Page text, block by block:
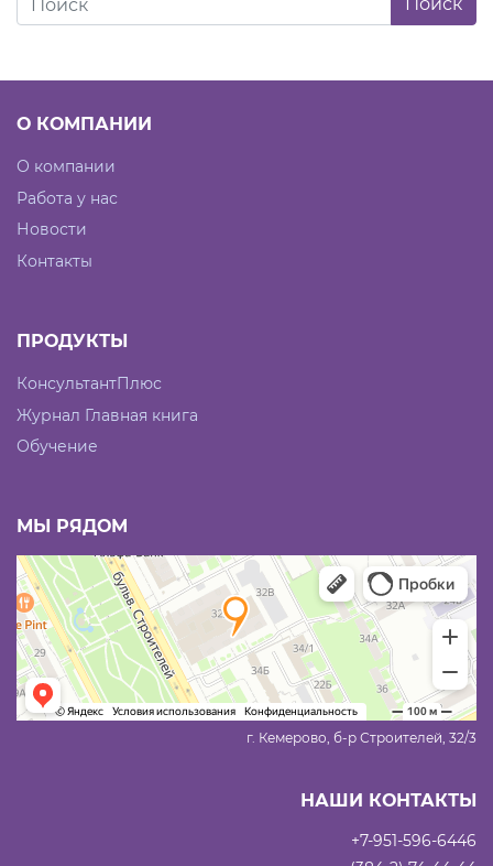
О КОМПАНИИ
О компании
Работа у нас
Новости
Контакты
ПРОДУКТЫ
КонсультантПлюс
Журнал Главная книга
Обучение
МЫ РЯДОМ
г. Кемерово, б-р Строителей, 32/3
НАШИ КОНТАКТЫ
+7-951-596-6446